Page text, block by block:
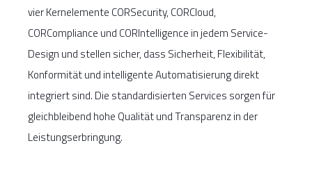
vier Kernelemente CORSecurity, CORCloud,
CORCompliance und CORIntelligence in jedem Service-
Design und stellen sicher, dass Sicherheit, Flexibilität,
Konformität und intelligente Automatisierung direkt
integriert sind. Die standardisierten Services sorgen für
gleichbleibend hohe Qualität und Transparenz in der
Leistungserbringung.